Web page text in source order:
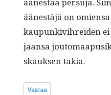
äänestää per­su­ja.
äänestäjä on
kaupunkivihrei­den
jaansa
skauk­sen takia.
Vastaa